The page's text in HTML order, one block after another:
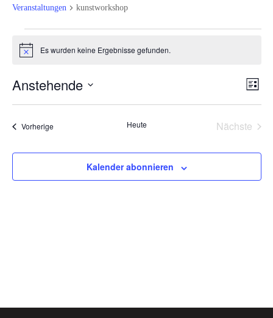
Veranstaltungen kunstworkshop
HinweisEs wurden keine Ergebnisse gefunden.
Liste
Anstehende
VorherigeVeranstaltungen Heute
Nächste
Kalender abonnieren